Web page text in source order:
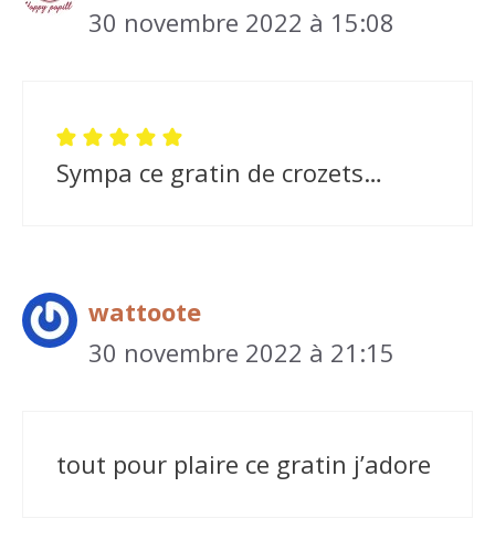
30 novembre 2022 à 15:08
Sympa ce gratin de crozets…
wattoote
30 novembre 2022 à 21:15
tout pour plaire ce gratin j’adore